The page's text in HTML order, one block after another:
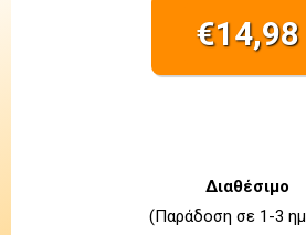
€14,98
Διαθέσιμο
(Παράδοση σε 1-3